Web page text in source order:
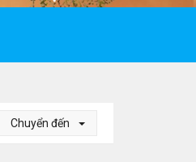
Chuyển đến